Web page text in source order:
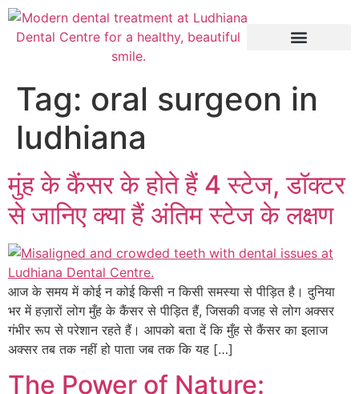
Tag: oral surgeon in
ludhiana
मुंह के कैंसर के होते हैं 4 स्टेज, डॉक्टर
से जानिए क्या हैं अंतिम स्टेज के लक्षण
आज के समय में कोई न कोई किसी न किसी समस्या से पीड़ित है। दुनिया
भर में हज़ारों लोग मुँह के कैंसर से पीड़ित हैं, जिसकी वजह से लोग अक्सर
गंभीर रूप से परेशान रहते हैं। आपको बता दें कि मुँह से कैंसर का इलाज
अक्सर तब तक नहीं हो पाता जब तक कि यह […]
The Power of Nature: